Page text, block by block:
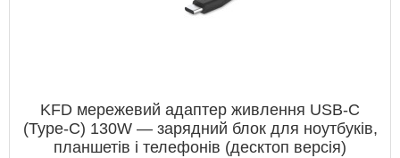
KFD мережевий адаптер живлення USB‑C
(Type‑C) 130W — зарядний блок для ноутбуків,
планшетів і телефонів (десктоп версія)